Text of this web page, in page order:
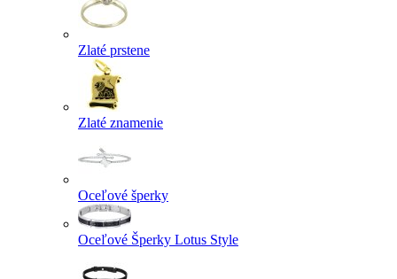
Zlaté prstene
Zlaté znamenie
Oceľové šperky
Oceľové Šperky Lotus Style